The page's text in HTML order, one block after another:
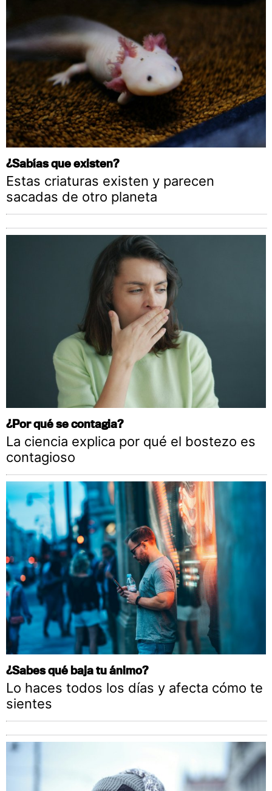
¿Sabías que existen?
Estas criaturas existen y parecen
sacadas de otro planeta
¿Por qué se contagia?
La ciencia explica por qué el bostezo es
contagioso
¿Sabes qué baja tu ánimo?
Lo haces todos los días y afecta cómo te
sientes